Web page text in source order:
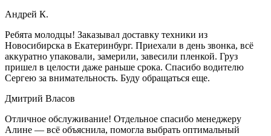
Андрей К.
Ребята молодцы! Заказывал доставку техники из
Новосибирска в Екатеринбург. Приехали в день звонка, всё
аккуратно упаковали, замерили, завесили пленкой. Груз
пришел в целости даже раньше срока. Спасибо водителю
Сергею за внимательность. Буду обращаться еще.
Дмитрий Власов
Отличное обслуживание! Отдельное спасибо менеджеру
Алине — всё объяснила, помогла выбрать оптимальный